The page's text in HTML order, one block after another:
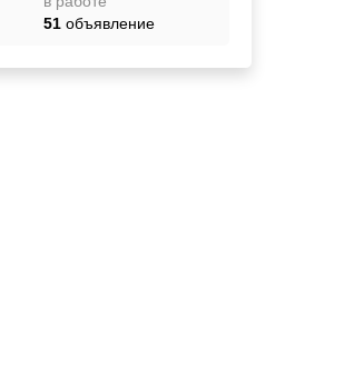
51объявление